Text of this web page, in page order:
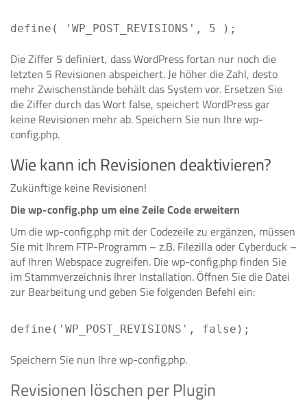
define( 'WP_POST_REVISIONS', 5 );
Die Ziffer 5 definiert, dass WordPress fortan nur noch die
letzten 5 Revisionen abspeichert. Je höher die Zahl, desto
mehr Zwischenstände behält das System vor. Ersetzen Sie
die Ziffer durch das Wort false, speichert WordPress gar
keine Revisionen mehr ab. Speichern Sie nun Ihre wp-
config.php.
Wie kann ich Revisionen deaktivieren?
Zukünftige keine Revisionen!
Die wp-config.php um eine Zeile Code erweitern
Um die wp-config.php mit der Codezeile zu ergänzen, müssen
Sie mit Ihrem FTP-Programm – z.B. Filezilla oder Cyberduck –
auf Ihren Webspace zugreifen. Die wp-config.php finden Sie
im Stammverzeichnis Ihrer Installation. Öffnen Sie die Datei
zur Bearbeitung und geben Sie folgenden Befehl ein:
define('WP_POST_REVISIONS', false);
Speichern Sie nun Ihre wp-config.php.
Revisionen löschen per Plugin